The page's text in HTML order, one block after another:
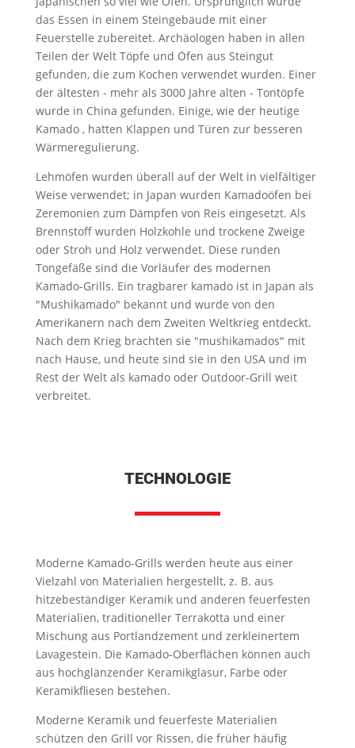
das Essen in einem Steingebäude mit einer
Feuerstelle zubereitet. Archäologen haben in allen
Teilen der Welt Töpfe und Öfen aus Steingut
gefunden, die zum Kochen verwendet wurden. Einer
der ältesten - mehr als 3000 Jahre alten - Tontöpfe
wurde in China gefunden. Einige, wie der heutige
Kamado , hatten Klappen und Türen zur besseren
Wärmeregulierung.
Lehmöfen wurden überall auf der Welt in vielfältiger
Weise verwendet; in Japan wurden Kamadoöfen bei
Zeremonien zum Dämpfen von Reis eingesetzt. Als
Brennstoff wurden Holzkohle und trockene Zweige
oder Stroh und Holz verwendet. Diese runden
Tongefäße sind die Vorläufer des modernen
Kamado-Grills. Ein tragbarer kamado ist in Japan als
"Mushikamado" bekannt und wurde von den
Amerikanern nach dem Zweiten Weltkrieg entdeckt.
Nach dem Krieg brachten sie "mushikamados" mit
nach Hause, und heute sind sie in den USA und im
Rest der Welt als kamado oder Outdoor-Grill weit
verbreitet.
TECHNOLOGIE
Moderne Kamado-Grills werden heute aus einer
Vielzahl von Materialien hergestellt, z. B. aus
hitzebeständiger Keramik und anderen feuerfesten
Materialien, traditioneller Terrakotta und einer
Mischung aus Portlandzement und zerkleinertem
Lavagestein. Die Kamado-Oberflächen können auch
aus hochglänzender Keramikglasur, Farbe oder
Keramikfliesen bestehen.
Moderne Keramik und feuerfeste Materialien
schützen den Grill vor Rissen, die früher häufig